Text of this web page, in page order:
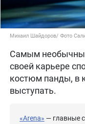
Михаил Шайдоров/ Фото
Самым
своей карьере
костюм панды, в
выступать.
«Arena» — главные